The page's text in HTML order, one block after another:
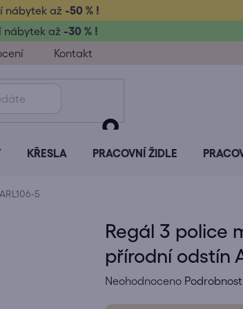
nábytek až-50 % !
nábytek až -30 % !
Kontakt
KŘESLA PRACOVNÍ ŽIDLE
5
Regál 3 police
přírodní odstín
Průměrné
Neohodnoceno